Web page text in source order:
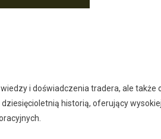
i doświadczenia tradera, ale także
historią, oferujący